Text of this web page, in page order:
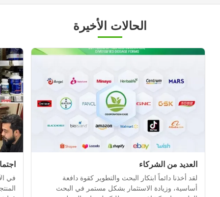
الحالات الأخيرة
العديد من الشركاء
لقد أخذنا دائماً ابتكار البحث والتطوير كقوة دافعة
أساسية، وزيادة الاستثمار بشكل مستمر في البحث
في